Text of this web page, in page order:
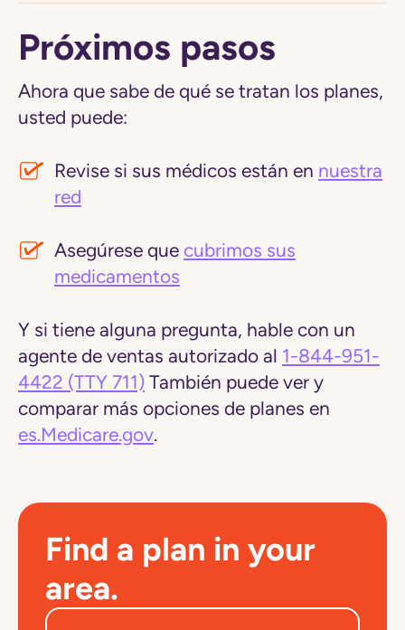
Próximos pasos
Ahora que sabe de qué se tratan los planes,
usted puede:
Revise si sus médicos están en nuestra
red
Asegúrese que cubrimos sus
medicamentos
Y si tiene alguna pregunta, hable con un
agente de ventas autorizado al 1-844-951-
4422 (TTY 711) También puede ver y
comparar más opciones de planes en
es.Medicare.gov.
Find a plan in your
area.